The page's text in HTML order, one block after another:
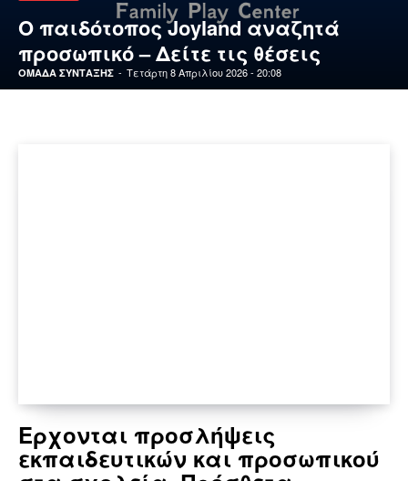
Ο παιδότοπος Joyland αναζητά
προσωπικό – Δείτε τις θέσεις
ΟΜΑΔΑ ΣΥΝΤΑΞΗΣ - Τετάρτη 8 Απριλίου 2026 - 20:08
Ερχονται προσλήψεις
εκπαιδευτικών και προσωπικού